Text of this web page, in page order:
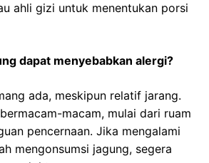
ahli gizi untuk menentukan porsi
dapat menyebabkan alergi?
ada, meskipun relatif jarang.
macam, mulai dari ruam
pencernaan. Jika mengalami
mengonsumsi jagung, segera